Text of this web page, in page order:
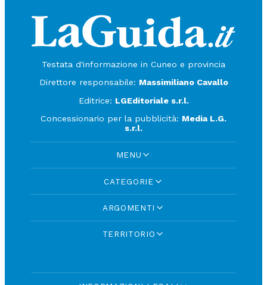
Testata d'informazione in Cuneo e provincia
Direttore responsabile: Massimiliano Cavallo
Editrice: LGEditoriale s.r.l.
Concessionario per la pubblicità: Media L.G.
s.r.l.
MENU
CATEGORIE
ARGOMENTI
TERRITORIO